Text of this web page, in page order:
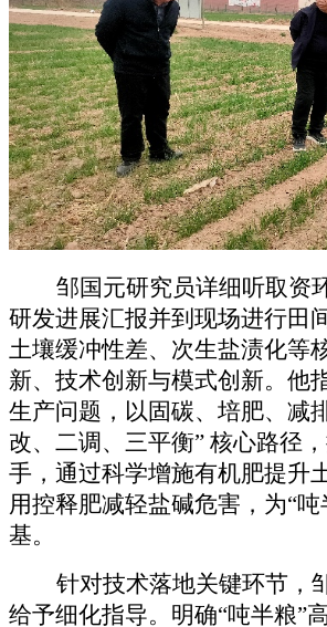
邹国元研究员详细听取资
研发进展汇报并到现场进行田
土壤缓冲性差、次生盐渍化等
新、技术创新与模式创新。他
生产问题，以固碳、培肥、减
改、二调、三平衡” 核心路径
手，通过科学增施有机肥提升
用控释肥减轻盐碱危害，为“
基。
针对技术落地关键环节，
给予细化指导。明确“吨半粮”